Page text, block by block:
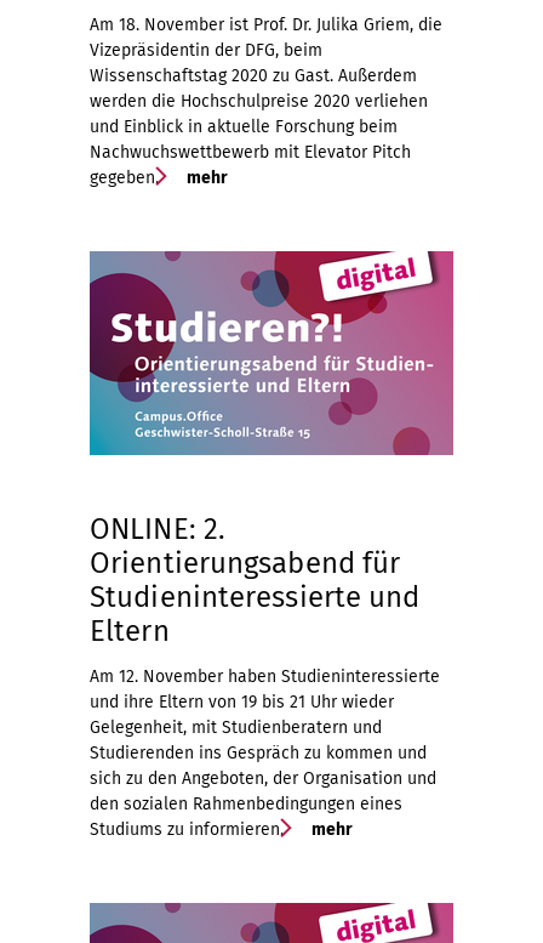
Am 18. November ist Prof. Dr. Julika Griem, die
Vizepräsidentin der DFG, beim
Wissenschaftstag 2020 zu Gast. Außerdem
werden die Hochschulpreise 2020 verliehen
und Einblick in aktuelle Forschung beim
Nachwuchswettbewerb mit Elevator Pitch
gegeben.
mehr
ONLINE: 2.
Orientierungsabend für
Studieninteressierte und
Eltern
Am 12. November haben Studieninteressierte
und ihre Eltern von 19 bis 21 Uhr wieder
Gelegenheit, mit Studienberatern und
Studierenden ins Gespräch zu kommen und
sich zu den Angeboten, der Organisation und
den sozialen Rahmenbedingungen eines
Studiums zu informieren.
mehr